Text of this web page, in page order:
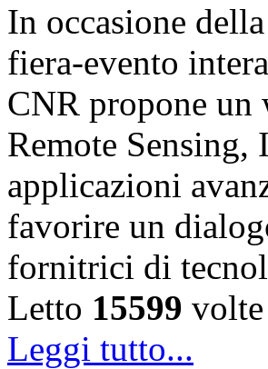
In occasione
fiera-evento
CNR propone un
Remote
applicazioni
favorire un
fornitrici di
Letto 15599 volte
Leggi tutto...